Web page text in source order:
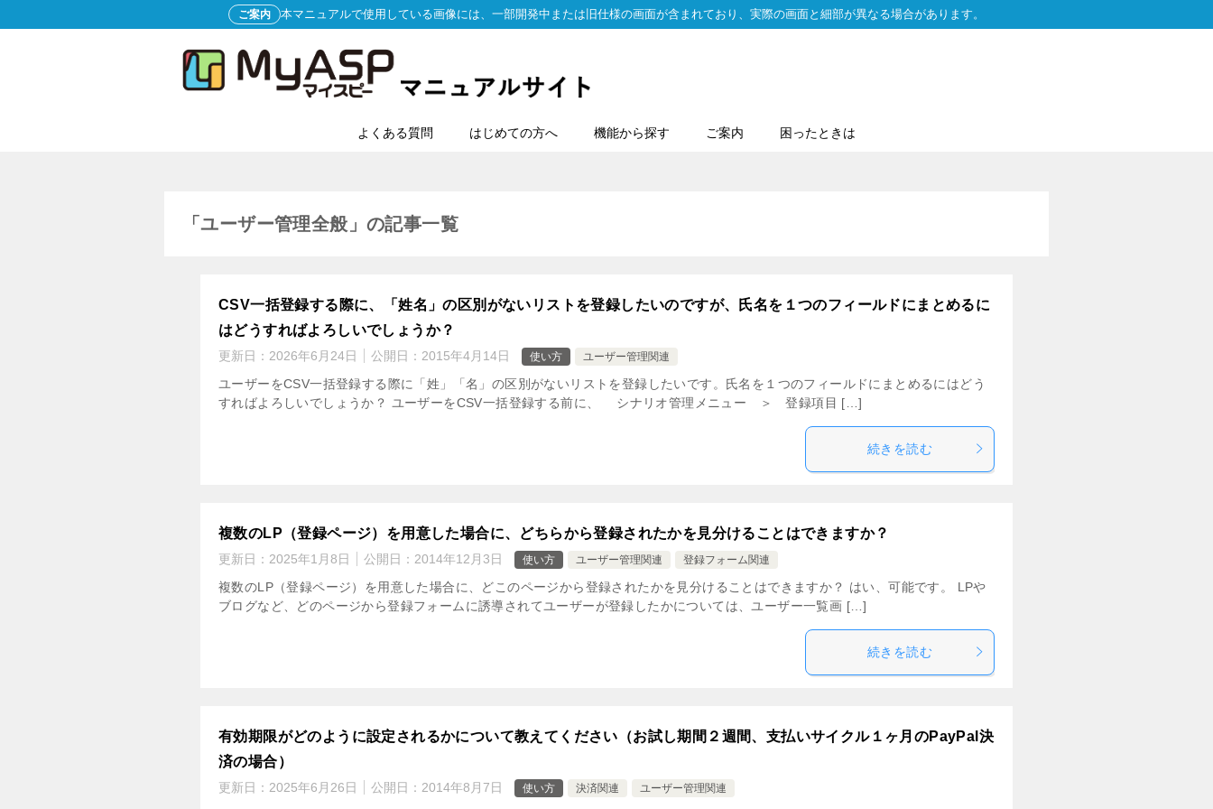
ご案内 本マニュアルで使用している画像には、一部開発中または旧仕様の画面が含まれており、実際の画面と細部が異なる場合があります。
よくある質問 はじめての方へ 機能から探す ご案内 困ったときは
「ユーザー管理全般」の記事一覧
CSV一括登録する際に、「姓名」の区別がないリストを登録したいのですが、氏名を１つのフィールドにまとめるに
はどうすればよろしいでしょうか？
更新日： 2026年6月24日 公開日： 2015年4月14日 使い方 ユーザー管理関連
ユーザーをCSV一括登録する際に「姓」「名」の区別がないリストを登録したいです。氏名を１つのフィールドにまとめるにはどう
すればよろしいでしょうか？ ユーザーをCSV一括登録する前に、 シナリオ管理メニュー ＞ 登録項目 […]
続きを読む
複数のLP（登録ページ）を用意した場合に、どちらから登録されたかを見分けることはできますか？
更新日： 2025年1月8日 公開日： 2014年12月3日 使い方 ユーザー管理関連 登録フォーム関連
複数のLP（登録ページ）を用意した場合に、どこのページから登録されたかを見分けることはできますか？ はい、可能です。 LPや
ブログなど、どのページから登録フォームに誘導されてユーザーが登録したかについては、ユーザー一覧画 […]
続きを読む
有効期限がどのように設定されるかについて教えてください（お試し期間２週間、支払いサイクル１ヶ月のPayPal決
済の場合）
更新日： 2025年6月26日 公開日： 2014年8月7日 使い方 決済関連 ユーザー管理関連